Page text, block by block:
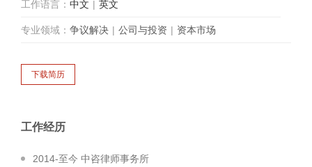
工作语言： 中文 | 英文
专业领域： 争议解决 | 公司与投资 | 资本市场
工作经历
2014-至今 中咨律师事务所